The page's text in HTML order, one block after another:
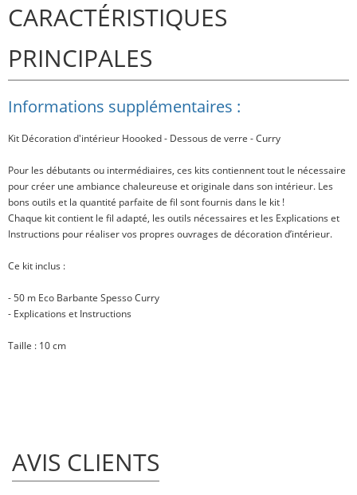
CARACTÉRISTIQUES
PRINCIPALES
Informations supplémentaires :
Kit Décoration d'intérieur Hoooked - Dessous de verre - Curry
Pour les débutants ou intermédiaires, ces kits contiennent tout le nécessaire
pour créer une ambiance chaleureuse et originale dans son intérieur. Les
bons outils et la quantité parfaite de fil sont fournis dans le kit !
Chaque kit contient le fil adapté, les outils nécessaires et les Explications et
Instructions pour réaliser vos propres ouvrages de décoration d’intérieur.
Ce kit inclus :
- 50 m Eco Barbante Spesso Curry
- Explications et Instructions
Taille : 10 cm
AVIS CLIENTS